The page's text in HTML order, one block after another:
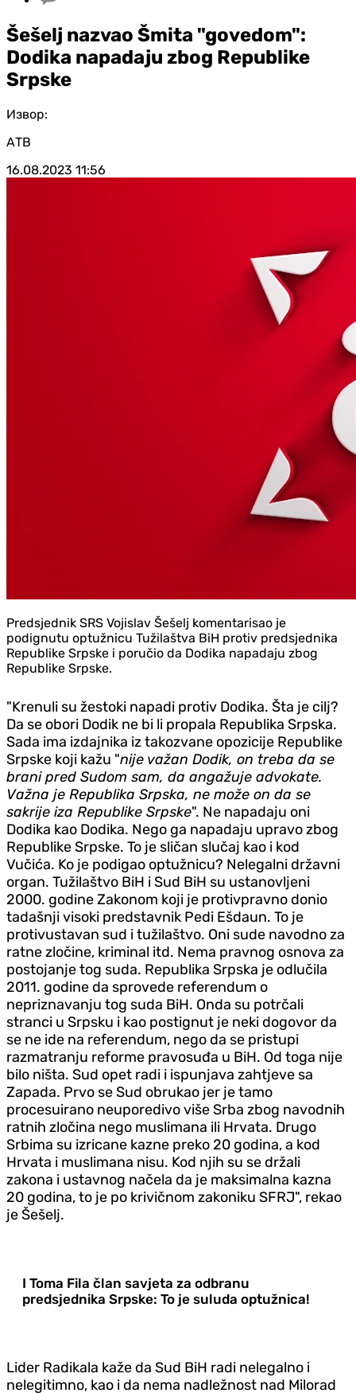
Šešelj nazvao Šmita "govedom":
Dodika napadaju zbog Republike
Srpske
Извор:
АТВ
16.08.2023 11:56
Predsjednik SRS Vojislav Šešelj komentarisao je
podignutu optužnicu Tužilaštva BiH protiv predsjednika
Republike Srpske i poručio da Dodika napadaju zbog
Republike Srpske.
"Krenuli su žestoki napadi protiv Dodika. Šta je cilj?
Da se obori Dodik ne bi li propala Republika Srpska.
Sada ima izdajnika iz takozvane opozicije Republike
Srpske koji kažu "nije važan Dodik, on treba da se
brani pred Sudom sam, da angažuje advokate.
Važna je Republika Srpska, ne može on da se
sakrije iza Republike Srpske". Ne napadaju oni
Dodika kao Dodika. Nego ga napadaju upravo zbog
Republike Srpske. To je sličan slučaj kao i kod
Vučića. Ko je podigao optužnicu? Nelegalni državni
organ. Tužilaštvo BiH i Sud BiH su ustanovljeni
2000. godine Zakonom koji je protivpravno donio
tadašnji visoki predstavnik Pedi Ešdaun. To je
protivustavan sud i tužilaštvo. Oni sude navodno za
ratne zločine, kriminal itd. Nema pravnog osnova za
postojanje tog suda. Republika Srpska je odlučila
2011. godine da sprovede referendum o
nepriznavanju tog suda BiH. Onda su potrčali
stranci u Srpsku i kao postignut je neki dogovor da
se ne ide na referendum, nego da se pristupi
razmatranju reforme pravosuđa u BiH. Od toga nije
bilo ništa. Sud opet radi i ispunjava zahtjeve sa
Zapada. Prvo se Sud obrukao jer je tamo
procesuirano neuporedivo više Srba zbog navodnih
ratnih zločina nego muslimana ili Hrvata. Drugo
Srbima su izricane kazne preko 20 godina, a kod
Hrvata i muslimana nisu. Kod njih su se držali
zakona i ustavnog načela da je maksimalna kazna
20 godina, to je po krivičnom zakoniku SFRJ", rekao
je Šešelj.
I Toma Fila član savjeta za odbranu
predsjednika Srpske: To je suluda optužnica!
Lider Radikala kaže da Sud BiH radi nelegalno i
nelegitimno, kao i da nema nadležnost nad Milorad